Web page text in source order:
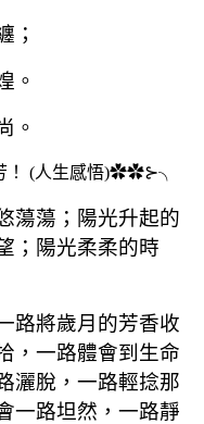
；
。
。
蕩蕩；陽光升起的
；陽光柔柔的時
路將歲月的芳香收
，一路體會到生命
灑脫，一路輕捻那
一路坦然，一路靜